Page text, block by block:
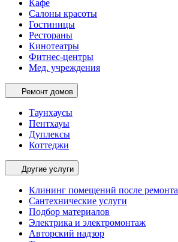
Кафе
Салоны красоты
Гостиницы
Рестораны
Кинотеатры
Фитнес-центры
Мед. учреждения
Ремонт домов
Таунхаусы
Пентхауы
Дуплексы
Коттеджи
Другие услуги
Клининг помещений после ремонта
Сантехнические услуги
Подбор материалов
Электрика и электромонтаж
Авторский надзор